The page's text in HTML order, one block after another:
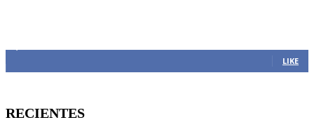
LIKE
RECIENTES